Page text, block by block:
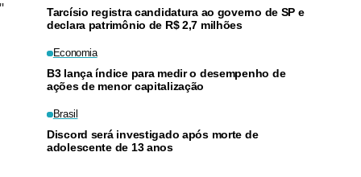
Tarcísio registra candidatura ao governo de SP e
declara patrimônio de R$ 2,7 milhões
Economia
B3 lança índice para medir o desempenho de
ações de menor capitalização
Brasil
Discord será investigado após morte de
adolescente de 13 anos